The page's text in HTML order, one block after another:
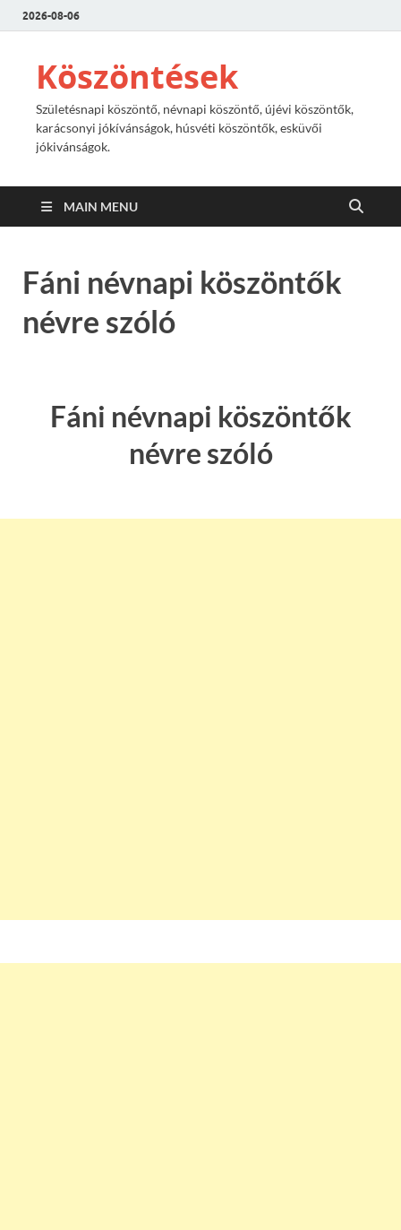
2026-08-06
Köszöntések
Születésnapi köszöntő, névnapi köszöntő, újévi köszöntők,
karácsonyi jókívánságok, húsvéti köszöntők, esküvői
jókivánságok.
MAIN MENU
Fáni névnapi köszöntők
névre szóló
Fáni névnapi köszöntők
névre szóló